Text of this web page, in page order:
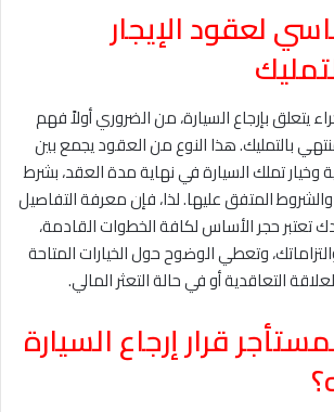
لعقود الإيجار
يتعلق بإرجاع السيارة، من الضروري أولاً فهم
بالتمليك. هذا النوع من العقود يجمع بين
وخيار تملك السيارة في نهاية مدة العقد، بشرط
المتفق عليها. لذا، فإن معرفة التفاصيل
تعتبر حجر الأساس لكافة الخطوات القادمة،
وتعطي الوضوح حول الخيارات المتاحة
التعاقدية أو في حالة التعثر المالي.
قرار إرجاع السيارة